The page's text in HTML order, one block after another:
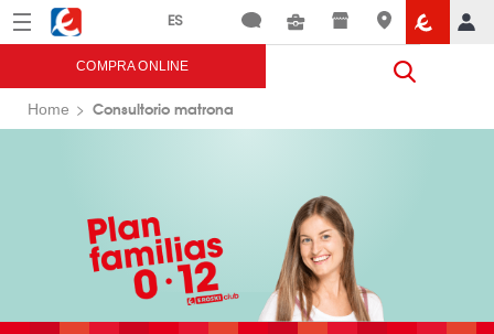
Menú Eroski
COMPRA ONLINE
Home Consultorio matrona